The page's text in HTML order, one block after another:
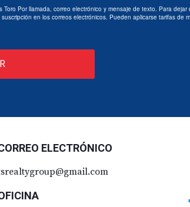
Por llamada, correo electrónico y mensaje de texto. Para
en los correos electrónicos. Pueden aplicarse tarifas de
ELECTRÓNICO